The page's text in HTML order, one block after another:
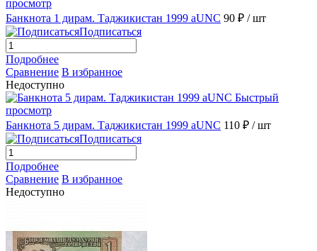
просмотр
Банкнота 1 дирам. Таджикистан 1999 aUNC 90 ₽ / шт
Подписаться
Подробнее
Сравнение В избранное
Недоступно
Быстрый
просмотр
Банкнота 5 дирам. Таджикистан 1999 aUNC 110 ₽ / шт
Подписаться
Подробнее
Сравнение В избранное
Недоступно